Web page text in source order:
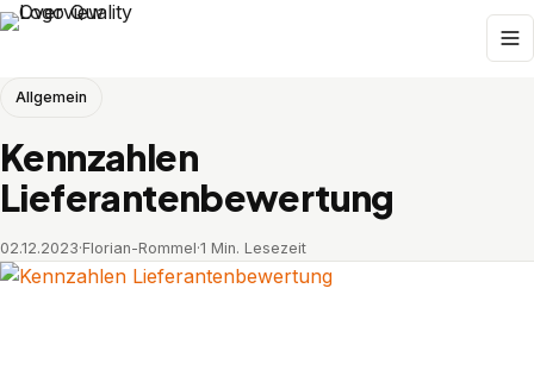
Allgemein
Kennzahlen
Lieferantenbewertung
02.12.2023·Florian-Rommel·1 Min. Lesezeit